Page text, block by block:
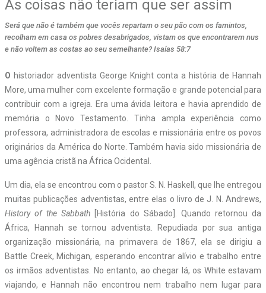
As coisas não teriam que ser assim
Será que não é também que vocês repartam o seu pão com os famintos,
recolham em casa os pobres desabrigados, vistam os que encontrarem nus
e não voltem as costas ao seu semelhante? Isaías 58:7
O historiador adventista George Knight conta a história de Hannah
More, uma mulher com excelente formação e grande potencial para
contribuir com a igreja. Era uma ávida leitora e havia aprendido de
memória o Novo Testamento. Tinha ampla experiência como
professora, administradora de escolas e missionária entre os povos
originários da América do Norte. Também havia sido missionária de
uma agência cristã na África Ocidental.
Um dia, ela se encontrou com o pastor S. N. Haskell, que lhe entregou
muitas publicações adventistas, entre elas o livro de J. N. Andrews,
History of the Sabbath [História do Sábado]. Quando retornou da
África, Hannah se tornou adventista. Repudiada por sua antiga
organização missionária, na primavera de 1867, ela se dirigiu a
Battle Creek, Michigan, esperando encontrar alívio e trabalho entre
os irmãos adventistas. No entanto, ao chegar lá, os White estavam
viajando, e Hannah não encontrou nem trabalho nem lugar para